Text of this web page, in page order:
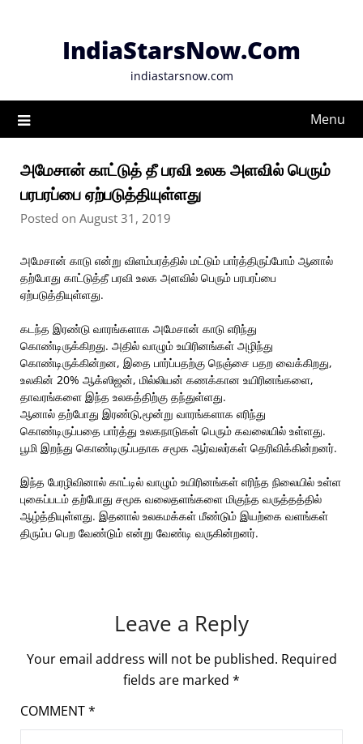
IndiaStarsNow.Com
indiastarsnow.com
Menu
அமேசான் காட்டுத் தீ பரவி உலக அளவில் பெரும்
பரபரப்பை ஏற்படுத்தியுள்ளது
Posted on August 31, 2019
அமேசான் காடு என்று விளம்பரத்தில் மட்டும் பார்த்திருப்போம் ஆனால்
தற்போது காட்டுத்தீ பரவி உலக அளவில் பெரும் பரபரப்பை
ஏற்படுத்தியுள்ளது.
கடந்த இரண்டு வாரங்களாக அமேசான் காடு எரிந்து
கொண்டிருக்கிறது. அதில் வாழும் உயிரினங்கள் அழிந்து
கொண்டிருக்கின்றன, இதை பார்ப்பதற்கு நெஞ்சை பதற வைக்கிறது,
உலகின் 20% ஆக்ஸிஜன், மில்லியன் கணக்கான உயிரினங்களை,
தாவரங்களை இந்த உலகத்திற்கு தந்துள்ளது.
ஆனால் தற்போது இரண்டு,மூன்று வாரங்களாக எரிந்து
கொண்டிருப்பதை பார்த்து உலகநாடுகள் பெரும் கவலையில் உள்ளது.
பூமி இறந்து கொண்டிருப்பதாக சமூக ஆர்வலர்கள் தெரிவிக்கின்றனர்.
இந்த பேரழிவினால் காட்டில் வாழும் உயிரினங்கள் எரிந்த நிலையில் உள்ள
புகைப்படம் தற்போது சமூக வலைதளங்களை மிகுந்த வருத்தத்தில்
ஆழ்த்தியுள்ளது. இதனால் உலகமக்கள் மீண்டும் இயற்கை வளங்கள்
திரும்ப பெற வேண்டும் என்று வேண்டி வருகின்றனர்.
Leave a Reply
Your email address will not be published. Required
fields are marked *
COMMENT*